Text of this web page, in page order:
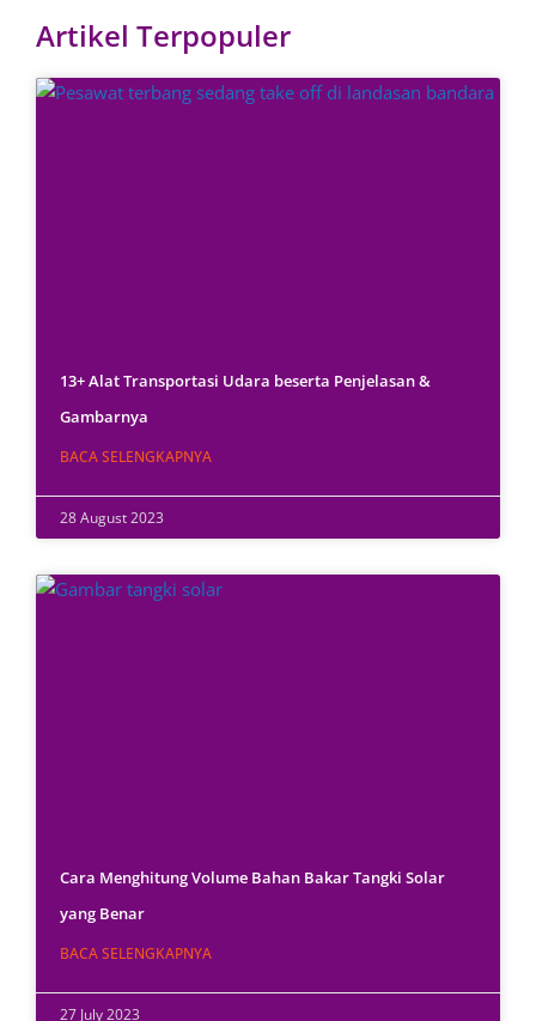
Artikel Terpopuler
13+ Alat Transportasi Udara beserta Penjelasan &
Gambarnya
BACA SELENGKAPNYA
28 August 2023
Cara Menghitung Volume Bahan Bakar Tangki Solar
yang Benar
BACA SELENGKAPNYA
27 July 2023